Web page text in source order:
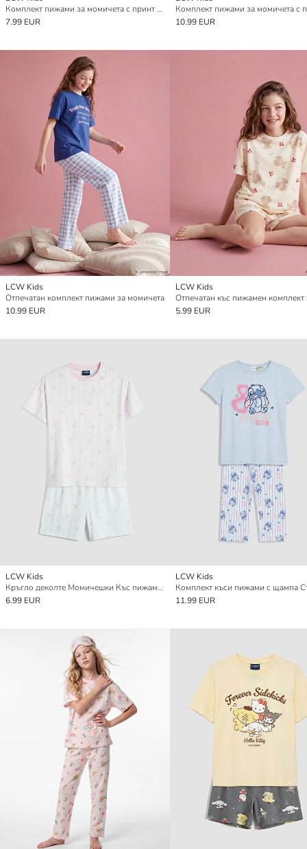
Комплект пижами за момичета с принт Hello Kitty
7.99 EUR
10.99 EUR
LCW Kids
Отпечатан комплект пижами за момичета
10.99 EUR
LCW Kids
5.99 EUR
LCW Kids
Кръгло деколте Момичешки Къс пижамен комплект
6.99 EUR
LCW Kids
11.99 EUR